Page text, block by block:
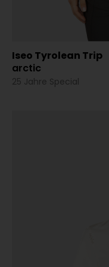
Iseo Tyrolean Trip
arctic
25 Jahre Special